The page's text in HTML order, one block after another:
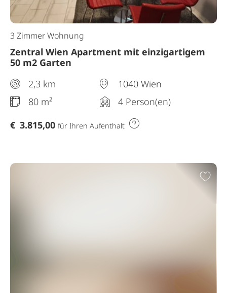
3 Zimmer Wohnung
Zentral Wien Apartment mit einzigartigem
50 m2 Garten
2,3 km
1040 Wien
80 m²
4 Person(en)
€ 3.815,00 für Ihren Aufenthalt